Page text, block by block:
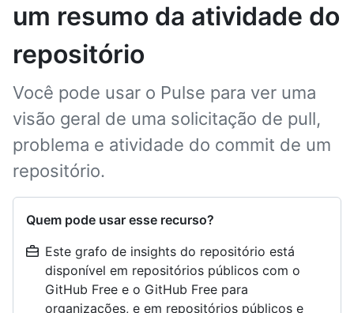
um resumo da atividade do
repositório
Você pode usar o Pulse para ver uma
visão geral de uma solicitação de pull,
problema e atividade do commit de um
repositório.
Quem pode usar esse recurso?
Este grafo de insights do repositório está
disponível em repositórios públicos com o
GitHub Free e o GitHub Free para
organizações, e em repositórios públicos e